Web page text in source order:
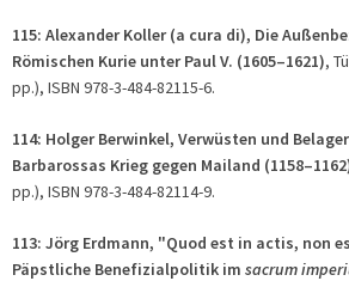
115: Alexander Koller (a cura di), Die
Römischen Kurie unter Paul V. (1605–1621),
pp.), ISBN 978-3-484-82115-6.
114: Holger Berwinkel, Verwüsten und
Barbarossas Krieg gegen Mailand
pp.), ISBN 978-3-484-82114-9.
113: Jörg Erdmann, "Quod est in actis, non
Päpstliche Benefizialpolitik im sacrum